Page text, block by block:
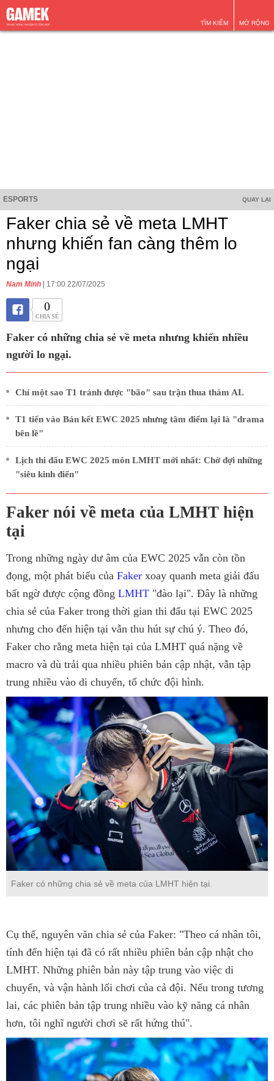
MỞ RỘNG
TÌM KIẾM
ESPORTS QUAY LẠI
Faker chia sẻ về meta LMHT
nhưng khiến fan càng thêm lo
ngại
Nam Minh | 17:00 22/07/2025
0
CHIA SẺ
Faker có những chia sẻ về meta nhưng khiến nhiều
người lo ngại.
Chỉ một sao T1 tránh được "bão" sau trận thua thảm AL
T1 tiến vào Bán kết EWC 2025 nhưng tâm điểm lại là "drama
bên lề"
Lịch thi đấu EWC 2025 môn LMHT mới nhất: Chờ đợi những
"siêu kinh điển"
Faker nói về meta của LMHT hiện
tại
Trong những ngày dư âm của EWC 2025 vẫn còn tồn
đọng, một phát biểu của Faker xoay quanh meta giải đấu
bất ngờ được cộng đồng LMHT "đào lại". Đây là những
chia sẻ của Faker trong thời gian thi đấu tại EWC 2025
nhưng cho đến hiện tại vẫn thu hút sự chú ý. Theo đó,
Faker cho rằng meta hiện tại của LMHT quá nặng về
macro và dù trải qua nhiều phiên bản cập nhật, vẫn tập
trung nhiều vào di chuyển, tổ chức đội hình.
Faker có những chia sẻ về meta của LMHT hiện tại.
Cụ thể, nguyên văn chia sẻ của Faker: "Theo cá nhân tôi,
tính đến hiện tại đã có rất nhiều phiên bản cập nhật cho
LMHT. Những phiên bản này tập trung vào việc di
chuyển, và vận hành lối chơi của cả đội. Nếu trong tương
lai, các phiên bản tập trung nhiều vào kỹ năng cá nhân
hơn, tôi nghĩ người chơi sẽ rất hứng thú".